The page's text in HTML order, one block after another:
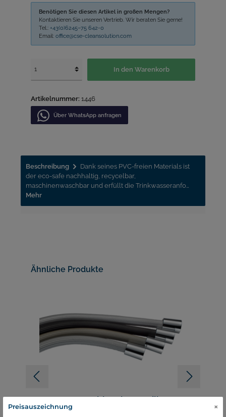
Benötigen Sie diesen Artikel in großen Mengen?
Kontaktieren Sie unseren Vertrieb. Wir beraten Sie gerne!
Tel.: +43(0)6245–75 642-0
Email: office@cse-cleansolution.com
In den Warenkorb
Artikelnummer: 1446
Über WhatѕApp anfragеn
Beschreibung
Dank seines PVC-freien Materials ist
der eco-safe nachhaltig, recycelbar,
maschinenwaschbar und erfüllt die Trinkwasseranfo…
Mehr
Ähnliche Produkte
CSE Brauseschlauch Eco Silber
1,80m
Preisauszeichnung ×